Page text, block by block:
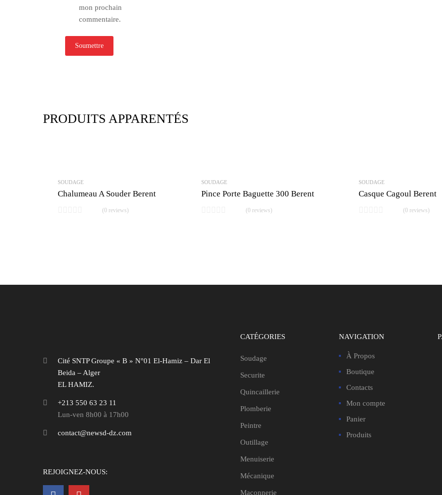
mon prochain
commentaire.
PRODUITS APPARENTÉS
SOUDAGE
Chalumeau A Souder Berent
(0 reviews)
SOUDAGE
Pince Porte Baguette 300 Berent
(0 reviews)
SOUDAGE
Casque Cagoul Berent
(0 reviews)
Cité SNTP Groupe « B » N°01 El-Hamiz – Dar El
Beida – Alger
EL HAMIZ.
+213 550 63 23 11
Lun-ven 8h00 à 17h00
contact@newsd-dz.com
REJOIGNEZ-NOUS:
CATÉGORIES
Soudage
Securite
Quincaillerie
Plomberie
Peintre
Outillage
Menuiserie
Mécanique
Maçonnerie
NAVIGATION
À Propos
Boutique
Contacts
Mon compte
Panier
Produits